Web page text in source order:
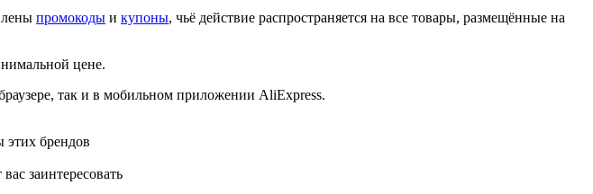
промокоды и купоны, чьё действие распространяется на все товары, размещённые на
цене.
так и в мобильном приложении AliExpress.
брендов
заинтересовать